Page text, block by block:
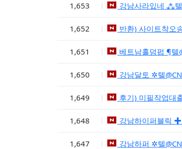
1,653 강남사라있네 ⁂
1,652 반환) 사이트착오
1,651 베트남홀덤펍 ¶텔
1,650 강남달토 ✲텔
1,649 후기) 미필작업대
1,648 강남하이퍼블릭
1,647 강남하퍼 ✲텔